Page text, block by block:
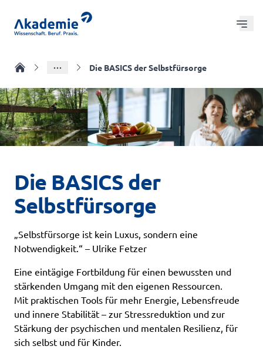
Online Seminare
Die Akademie
Zur Startseite Die BASICS der Selbstfürsorge
Die BASICS der
Selbstfürsorge
„Selbstfürsorge ist kein Luxus, sondern eine
Notwendigkeit.“ – Ulrike Fetzer
Eine eintägige Fortbildung für einen bewussten und
stärkenden Umgang mit den eigenen Ressourcen.
Mit praktischen Tools für mehr Energie, Lebensfreude
und innere Stabilität – zur Stressreduktion und zur
Stärkung der psychischen und mentalen Resilienz, für
sich selbst und für Kinder.